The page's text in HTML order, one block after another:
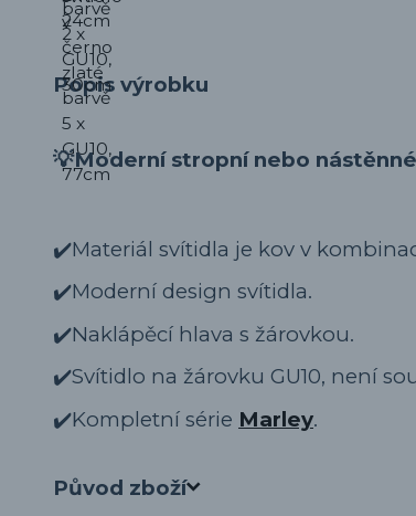
Popis výrobku
💡Moderní stropní nebo
✔️Materiál svítidla je kov v
✔️Moderní design svítidla.
✔️Naklápěcí hlava s žárovkou.
✔️Svítidlo na žárovku GU10, není
✔️Kompletní série Marley.
Původ zboží